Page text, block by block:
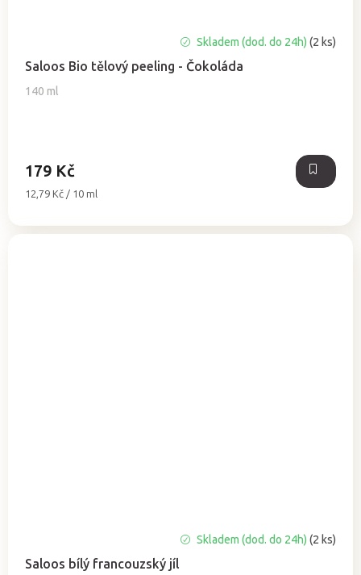
Saloos Bio tělový peeling - Čokoláda
140 ml
Skladem (dod. do 24h) (2 ks)
179 Kč
Měrná
12,79 Kč / 10 ml
Saloos bílý francouzský jíl
hodnocení
produktu
Skladem (dod. do 24h)(2 ks)